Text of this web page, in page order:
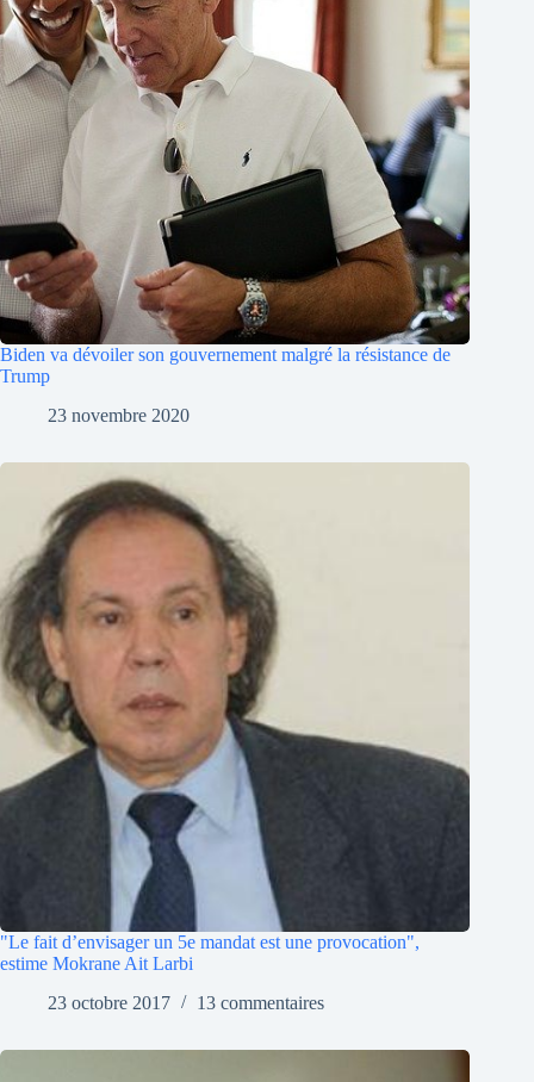
Biden va dévoiler son gouvernement malgré la résistance de
Trump
23 novembre 2020
"Le fait d’envisager un 5e mandat est une provocation",
estime Mokrane Ait Larbi
23 octobre 2017
13 commentaires